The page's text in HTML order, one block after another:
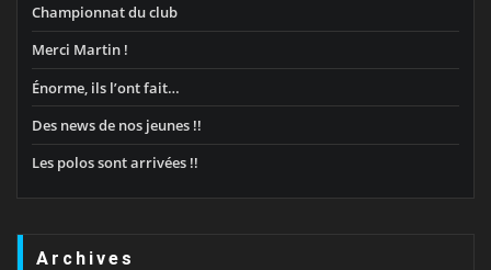
Championnat du club
Merci Martin !
Énorme, ils l’ont fait…
Des news de nos jeunes !!
Les polos sont arrivées !!
Archives